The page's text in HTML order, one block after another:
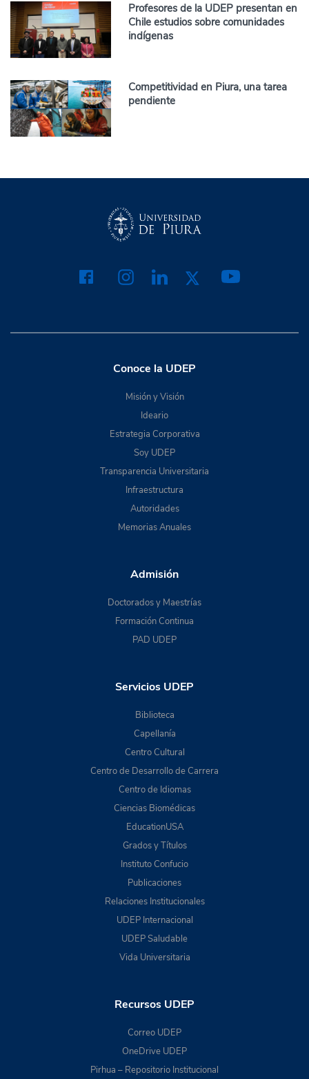
Profesores de la UDEP presentan en
Chile estudios sobre comunidades
indígenas
Competitividad en Piura, una tarea
pendiente
Conoce la UDEP
Misión y Visión
Ideario
Estrategia Corporativa
Soy UDEP
Transparencia Universitaria
Infraestructura
Autoridades
Memorias Anuales
Admisión
Doctorados y Maestrías
Formación Continua
PAD UDEP
Servicios UDEP
Biblioteca
Capellanía
Centro Cultural
Centro de Desarrollo de Carrera
Centro de Idiomas
Ciencias Biomédicas
EducationUSA
Grados y Títulos
Instituto Confucio
Publicaciones
Relaciones Institucionales
UDEP Internacional
UDEP Saludable
Vida Universitaria
Recursos UDEP
Correo UDEP
OneDrive UDEP
Pirhua – Repositorio Institucional